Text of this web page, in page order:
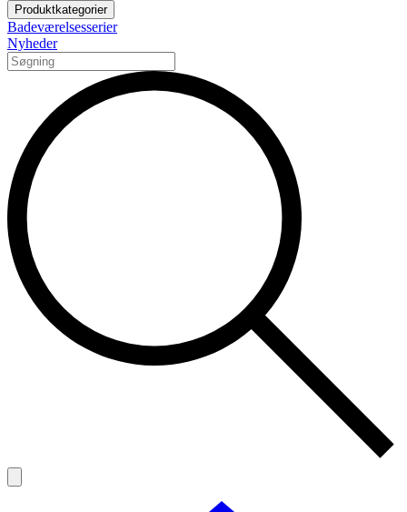
Produktkategorier
Badeværelsesserier
Nyheder